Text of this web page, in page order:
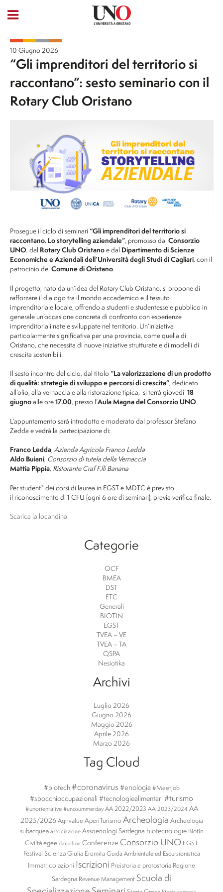
10 Giugno 2026
“Gli imprenditori del territorio si
raccontano”: sesto seminario con il
Rotary Club Oristano
Prosegue il ciclo di seminari “Gli imprenditori del territorio si
raccontano. Lo storytelling aziendale”, promosso dal Consorzio
UNO, dal Rotary Club Oristanoe dal Dipartimento di Scienze
Economiche e Aziendali dell’Università degli Studi di Cagliari, con il
patrocinio del Comune di Oristano.
Il progetto, nato da un’idea del Rotary Club Oristano, si propone di
rafforzare il dialogo tra il mondo accademico e il tessuto
imprenditoriale locale, offrendo a studenti e studentesse e pubblico in
generale un’occasione concreta di confronto con esperienze
imprenditoriali nate e sviluppate nel territorio. Un’iniziativa
particolarmente significativa per una provincia, come quella di
Oristano, che necessita di nuove iniziative strutturate e di modelli di
crescita sostenibili.
Il sesto incontro del ciclo, dal titolo“La valorizzazione di un prodotto
di qualità: strategie di sviluppo e percorsi di crescita”, dedicato
all’olio, alla vernaccia e alla ristorazione tipica, si terrà giovedi’18
giugnoalle ore17.00, presso l’Aula Magna del Consorzio UNO.
L’appuntamento sarà introdotto e moderato dal professor Stefano
Zedda e vedrà la partecipazione di:
Franco Ledda, Azienda Agricola Franco Ledda
Aldo Buiani, Consorzio di tutela della Vernaccia
Mattia Pippia, Ristorante Craf F.lli Banana
Per student* dei corsi di laurea in EGST e MDTC è previsto
il riconoscimento di 1 CFU (ogni 6 ore di seminari), previa verifica finale.
Scarica la locandina
Categorie
OCF
BMEA
DST
ETC
Generali
BIOTIN
EGST
TVEA – VE
TVEA – TA
QSPA
Nesiotika
Archivi
Luglio 2026
Giugno 2026
Maggio 2026
Aprile 2026
Marzo 2026
Tag Cloud
#biotech #coronavirus #enologia #MeetJob
#sbocchioccupazionali #tecnologiealimentari #turismo
#unorientalive #unosummerday AA 2022/2023 AA 2023/2024 AA
2025/2026 Agrivalue AperiTurismo Archeologia Archeologia
subacquea associazione Assoenologi Sardegna biotecnologie Biotin
Civiltà egeeclimathon Conferenze Consorzio UNO EGST
Festival ScienzaGiulia Eremita Guida Ambientale ed Escursionistica
Immatricolazioni Iscrizioni Preistoria e protostoria Regione
Sardegna Revenue ManagementScuola di